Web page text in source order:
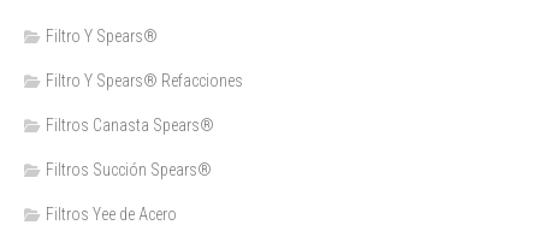
Filtro Y Spears®
Filtro Y Spears® Refacciones
Filtros Canasta Spears®
Filtros Succión Spears®
Filtros Yee de Acero